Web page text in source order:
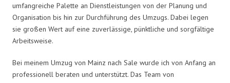
umfangreiche Palette an Dienstleistungen von der Planung und
Organisation bis hin zur Durchführung des Umzugs. Dabei legen
sie großen Wert auf eine zuverlässige, pünktliche und sorgfältige
Arbeitsweise.
Bei meinem Umzug von Mainz nach Sale wurde ich von Anfang an
professionell beraten und unterstützt. Das Team von